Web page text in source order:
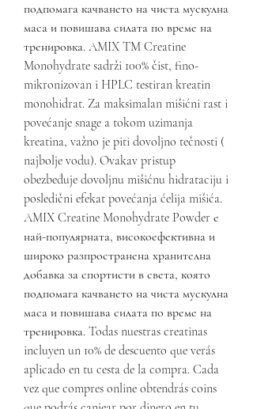
подпомага качването на чиста мускулна
маса и повишава силата по време на
тренировка. AMIX TM Creatine
Monohydrate sadrži 100% čist, fino-
mikronizovan i HPLC testiran kreatin
monohidrat. Za maksimalan mišićni rast i
povećanje snage a tokom uzimanja
kreatina, važno je piti dovoljno tečnosti (
najbolje vodu). Ovakav pristup
obezbeđuje dovoljnu mišićnu hidrataciju i
posledični efekat povećanja ćelija mišića.
AMIX Creatine Monohydrate Powder е
най-популярната, високоефективна и
широко разпространена хранителна
добавка за спортисти в света, която
подпомага качването на чиста мускулна
маса и повишава силата по време на
тренировка. Todas nuestras creatinas
incluyen un 10% de descuento que verás
aplicado en tu cesta de la compra. Cada
vez que compres online obtendrás coins